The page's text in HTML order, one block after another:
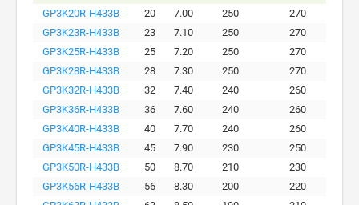
GP3K20R-H433B 20 7.00 250 270
GP3K23R-H433B
23 7.10 250 270
GP3K25R-H433B
25 7.20 250 270
GP3K28R-H433B
28 7.30 250 270
GP3K32R-H433B
32 7.40 240 260
GP3K36R-H433B
36 7.60 240 260
GP3K40R-H433B
40 7.70 240 260
GP3K45R-H433B
45 7.90 230 250
GP3K50R-H433B
50 8.70 210 230
GP3K56R-H433B
56 8.30 200 220